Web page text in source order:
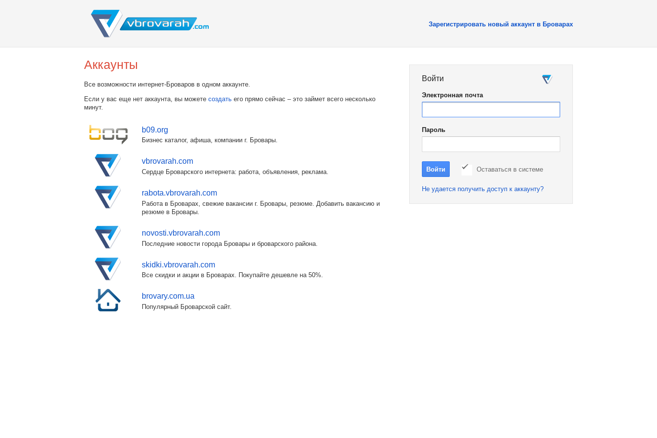
Зарегистрировать новый аккаунт в Броварах
Войти
Электронная почта
Пароль
Оставаться в системе
Не удается получить доступ к аккаунту?
Аккаунты
Все возможности интернет-Броваров в одном аккаунте.
Если у вас еще нет аккаунта, вы можете создать его прямо сейчас – это займет всего несколько
минут.
b09.org
Бизнес каталог, афиша, компании г. Бровары.
vbrovarah.com
Сердце Броварского интернета: работа, объявления, реклама.
rabota.vbrovarah.com
Работа в Броварах, свежие вакансии г. Бровары, резюме. Добавить вакансию и
резюме в Бровары.
novosti.vbrovarah.com
Последние новости города Бровары и броварского района.
skidki.vbrovarah.com
Все скидки и акции в Броварах. Покупайте дешевле на 50%.
brovary.com.ua
Популярный Броварской сайт.